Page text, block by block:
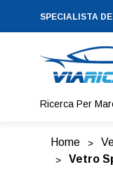
SPECIALISTA
Ricerca Per
Home
Vetro